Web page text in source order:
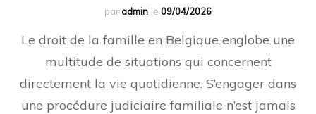
paradmin le 09/04/2026
Le droit de la famille en Belgique englobe une
multitude de situations qui concernent
directement la vie quotidienne. S’engager dans
une procédure judiciaire familiale n’est jamais